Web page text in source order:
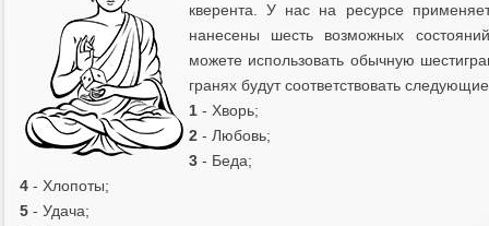
кверента. У нас на ресурсе
нанесены шесть возможных
можете использовать обычную
гранях будут соответствовать
1- Хворь;
2 - Любовь;
3- Беда;
4- Хлопоты;
5- Удача;